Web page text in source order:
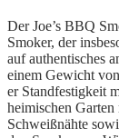
Der Joe’s BBQ
Smoker, der
auf authentisches
einem Gewicht
er Standfestigkeit
heimischen
Schweißnähte